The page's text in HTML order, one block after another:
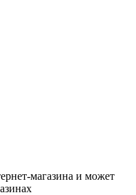
магазина и может